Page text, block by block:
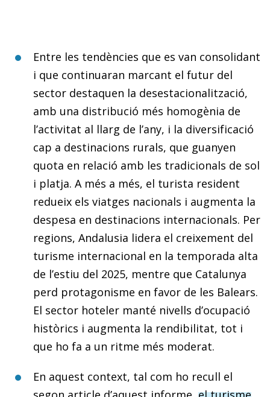
Entre les tendències que es van consolidant
i que continuaran marcant el futur del
sector destaquen la desestacionalització,
amb una distribució més homogènia de
l’activitat al llarg de l’any, i la diversificació
cap a destinacions rurals, que guanyen
quota en relació amb les tradicionals de sol
i platja. A més a més, el turista resident
redueix els viatges nacionals i augmenta la
despesa en destinacions internacionals. Per
regions, Andalusia lidera el creixement del
turisme internacional en la temporada alta
de l’estiu del 2025, mentre que Catalunya
perd protagonisme en favor de les Balears.
El sector hoteler manté nivells d’ocupació
històrics i augmenta la rendibilitat, tot i
que ho fa a un ritme més moderat.
En aquest context, tal com ho recull el